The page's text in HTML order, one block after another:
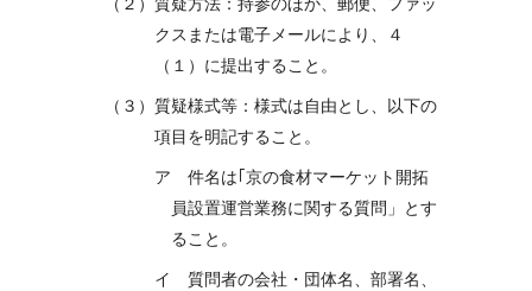
（２）質疑方法：持参のほか、郵便、ファッ
クスまたは電子メールにより、４
（１）に提出すること。
（３）質疑様式等：様式は自由とし、以下の
項目を明記すること。
ア 件名は｢京の食材マーケット開拓
員設置運営業務に関する質問」とす
ること。
イ 質問者の会社・団体名、部署名、